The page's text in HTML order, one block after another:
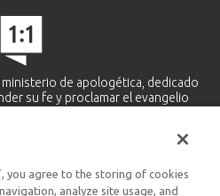
de apologética, dedicado
su fe y proclamar el evangelio
Hispano y Latinoamericano
you agree to the storing of cookies
analyze site usage, and